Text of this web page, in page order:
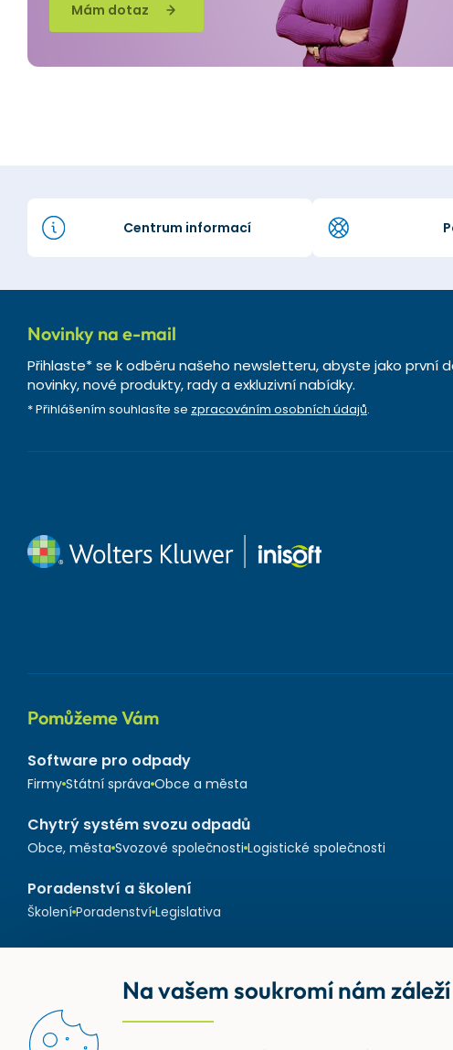
Mám dotaz
Centrum informací
Novinky na e-mail
Přihlaste* se k odběru našeho newsletteru, abyste jako první
novinky, nové produkty, rady a exkluzivní nabídky.
* Přihlášením souhlasíte se zpracováním osobních údajů.
Pomůžeme Vám
Software pro odpady
Firmy Státní správa Obce a města
Chytrý systém svozu odpadů
Obce, města Svozové společnosti Logistické společnosti
Poradenství a školení
Školení Poradenství Legislativa
Na vašem soukromí nám záleží